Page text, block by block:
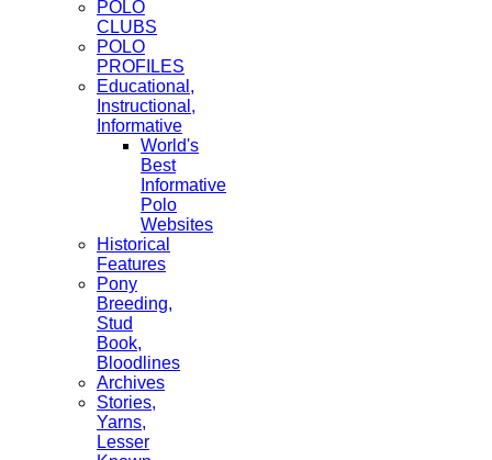
POLO
CLUBS
POLO
PROFILES
Educational,
Instructional,
Informative
World's
Best
Informative
Polo
Websites
Historical
Features
Pony
Breeding,
Stud
Book,
Bloodlines
Archives
Stories,
Yarns,
Lesser